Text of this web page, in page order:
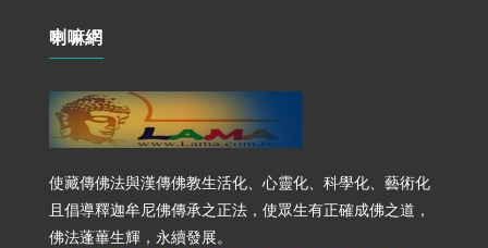
喇嘛網
使藏傳佛法與漢傳佛教生活化、心靈化、科學化、藝術化
且倡導釋迦牟尼佛傳承之正法，使眾生有正確成佛之道，
佛法蓬蓽生輝，永續發展。